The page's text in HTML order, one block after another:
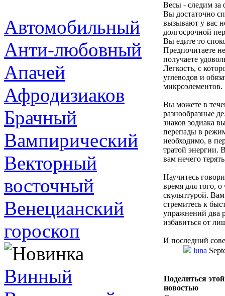
Автомобильный
Анти-любовный
Апачей
Афродизиаков
Брачный
Вампирический
Векторный
восточный
Венецианский
гороскоп
Винный
Весы - следим за
Вы достаточно
вызывают у вас
долгосрочной
Вы едите то
Предпочитаете
получаете
Легкость, с
углеводов и
микроэлементов.
Вы можете в
разнообразные
знаков зодиака
перепады в
необходимо, в
тратой энергии.
вам нечего
Научитесь
время для того,
скульптурой.
стремитесь к
упражнений два
избавиться от
И последний
luna
Поделиться этой
новостью